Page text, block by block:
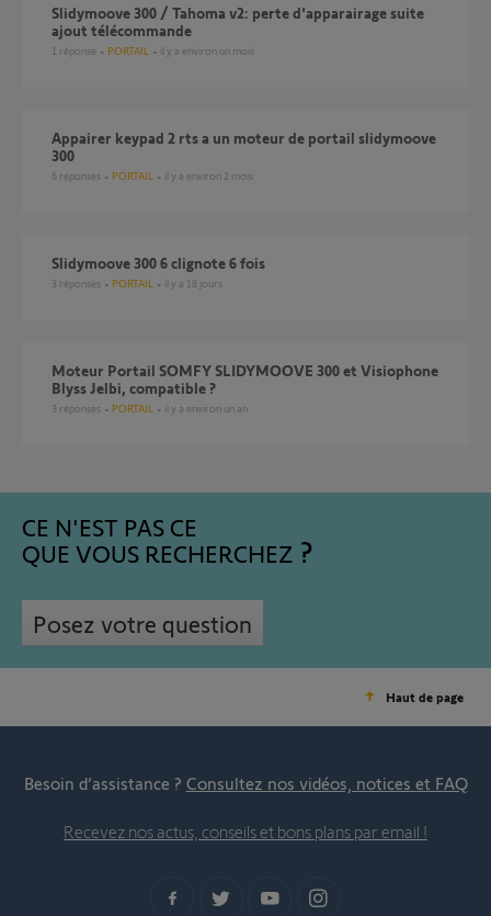
Slidymoove 300 / Tahoma v2: perte d'apparairage suite
ajout télécommande
1 réponse PORTAIL il y a environ un mois
Appairer keypad 2 rts a un moteur de portail slidymoove
300
6 réponses PORTAIL il y a environ 2 mois
slidymoove 300 6 clignote 6 fois
3 réponses PORTAIL il y a 18 jours
Moteur Portail SOMFY SLIDYMOOVE 300 et Visiophone
Blyss Jelbi, compatible ?
3 réponses PORTAIL il y a environ un an
CE N'EST PAS CE
QUE VOUS RECHERCHEZ
Posez votre question
Haut de page
Besoin d’assistance ? Consultez nos vidéos, notices et FAQ
Recevez nos actus, conseils et bons plans par email !